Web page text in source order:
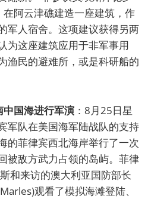
阿云津礁建造一座建筑，作
军人宿舍。这项建议获得另两
为这座建筑应用于非军事用
渔民的避难所，或是科研船的
国海进行军演 ：8月25日星
军队在美国海军陆战队的支持
的菲律宾西北海岸举行了一次
被敌方武力占领的岛屿。菲律
和来访的澳大利亚国防部长
观看了模拟海滩登陆、